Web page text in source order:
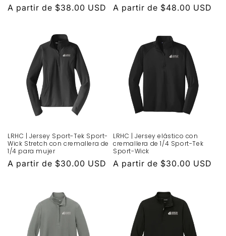
Precio
A partir de $38.00 USD
Precio
A partir de $48.00 USD
LRHC | Jersey Sport-Tek Sport-
Wick Stretch con cremallera de
1/4 para mujer
Precio
A partir de $30.00 USD
LRHC | Jersey elástico con
cremallera de 1/4 Sport-Tek
Sport-Wick
Precio
A partir de $30.00 USD